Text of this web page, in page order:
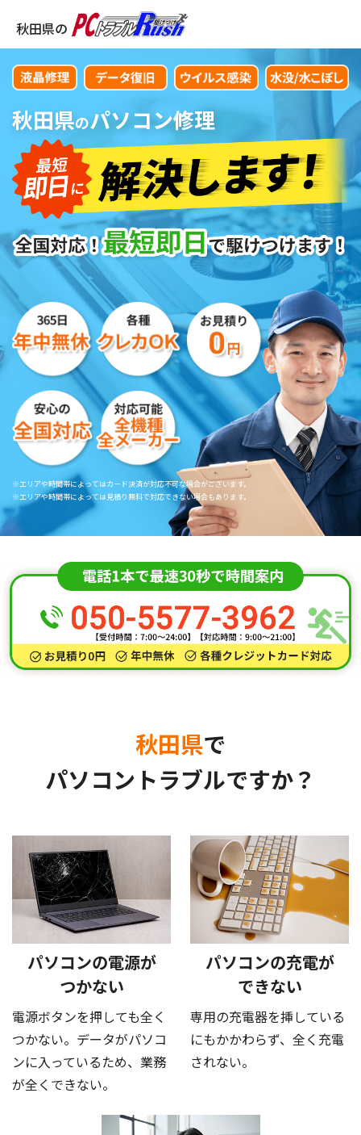
秋田県の
秋田県のパソコン修理
※エリアや時間帯によってはカード決済が対応不可な場合がございます。
※エリアや時間帯によっては見積り無料で対応できない場合もあります。
秋田県で
パソコントラブルですか？
パソコンの電源が
つかない
電源ボタンを押しても全く
つかない。データがパソコ
ンに入っているため、業務
が全くできない。
パソコンの充電が
できない
専用の充電器を挿している
にもかかわらず、全く充電
されない。